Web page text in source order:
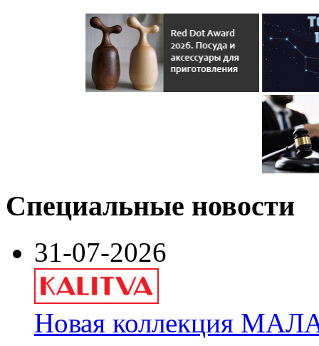
Специальные новости
31-07-2026
Новая коллекция